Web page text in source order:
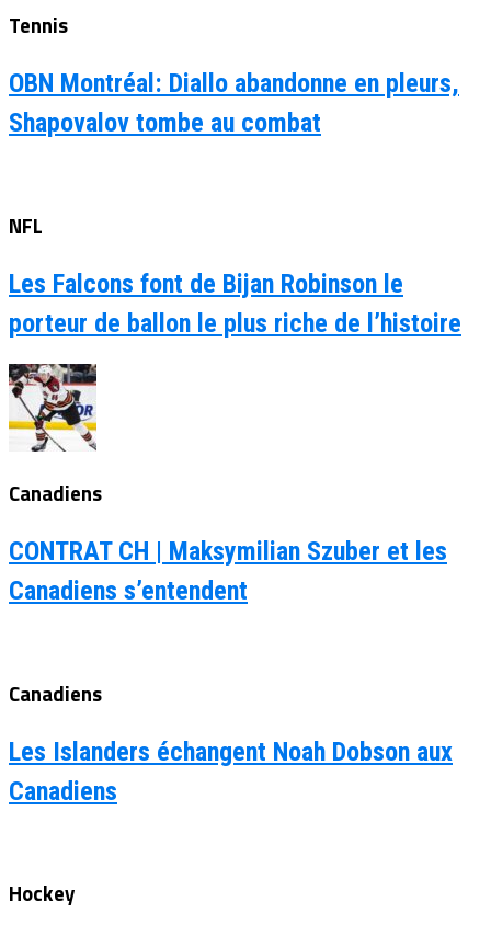
Tennis
OBN Montréal: Diallo abandonne en pleurs,
Shapovalov tombe au combat
NFL
Les Falcons font de Bijan Robinson le
porteur de ballon le plus riche de l’histoire
Canadiens
CONTRAT CH | Maksymilian Szuber et les
Canadiens s’entendent
Canadiens
Les Islanders échangent Noah Dobson aux
Canadiens
Hockey